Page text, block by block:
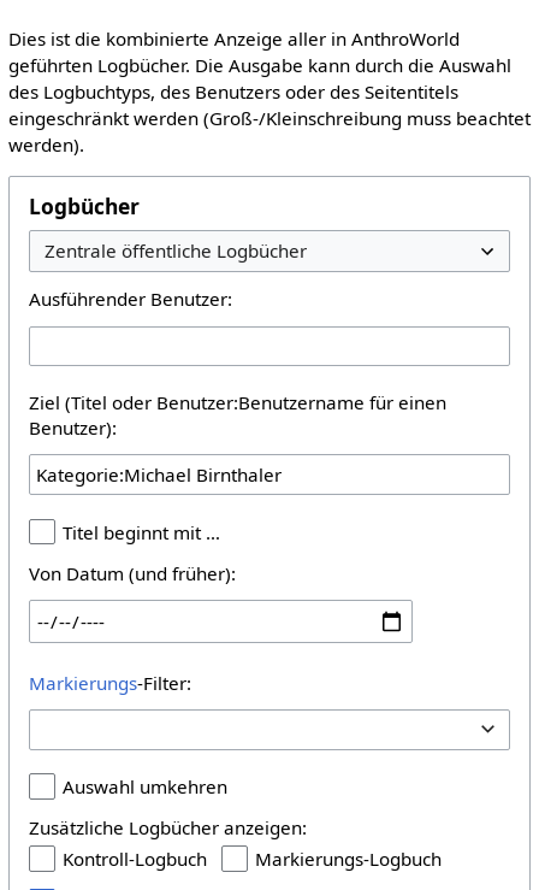
Dies ist die kombinierte Anzeige aller in AnthroWorld
geführten Logbücher. Die Ausgabe kann durch die Auswahl
des Logbuchtyps, des Benutzers oder des Seitentitels
eingeschränkt werden (Groß-/Kleinschreibung muss beachtet
werden).
Logbücher
Ausführender Benutzer:
Ziel (Titel oder Benutzer:Benutzername für einen
Benutzer):
Titel beginnt mit …
Von Datum (und früher):
Markierungs-Filter:
Auswahl umkehren
Zusätzliche Logbücher anzeigen:
Kontroll-Logbuch
Markierungs-Logbuch